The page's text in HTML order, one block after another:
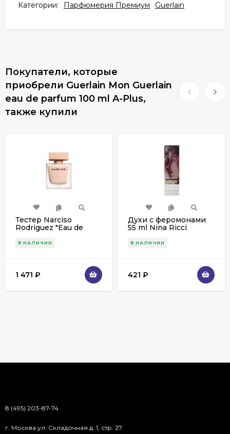
Категории: Парфюмерия Премиум Guerlain
Покупатели, которые
приобрели Guerlain Mon Guerlain
eau de parfum 100 ml A-Plus,
также купили
Тестер Narciso
Rodriguez "Eau de
В НАЛИЧИИ
1 471 ₽
Духи с феромонами
55 ml Nina Ricci
В НАЛИЧИИ
421 ₽
8 (495) 203-87-74
г. Москва ул. Складочная д. 1, стр. 27.